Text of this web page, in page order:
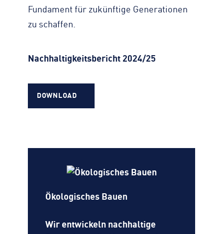
Fundament für zukünftige Generationen
zu schaffen.
Nachhaltigkeitsbericht 2024/25
DOWNLOAD
Ökologisches Bauen
Wir entwickeln nachhaltige